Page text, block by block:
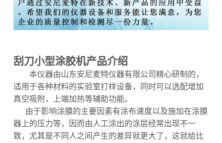
刮刀小型涂胶机产品介绍
本仪器由山东安尼麦特仪器有限公司精心研制的，
适用于各种材料的实验室打样设备，同时可以选配增加
真空吸附，上端加热等辅助功能。
由于影响涂膜的主要因素有涂布速度以及施加在涂膜
器上的压力等，因而由人工涂出的涂层经常出现不一
致，尤其是不同人之间产生的差异就更大了，这就给比